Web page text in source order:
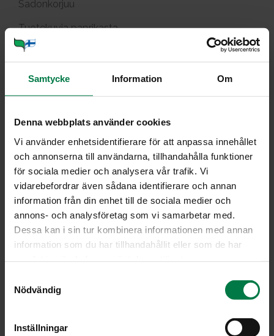
Samtycke Information Om
Denna webbplats använder cookies
Vi använder enhetsidentifierare för att anpassa innehållet
och annonserna till användarna, tillhandahålla funktioner
för sociala medier och analysera vår trafik. Vi
vidarebefordrar även sådana identifierare och annan
information från din enhet till de sociala medier och
annons- och analysföretag som vi samarbetar med.
Dessa kan i sin tur kombinera informationen med annan
information som du har tillhandahållit eller som de har
Nödvändig
Inställningar
Sadonkorjuu
Tuotekuvia paprikasta
Varhaisperunat
Par­sa­kaa­lin sa­don­kor­juu1